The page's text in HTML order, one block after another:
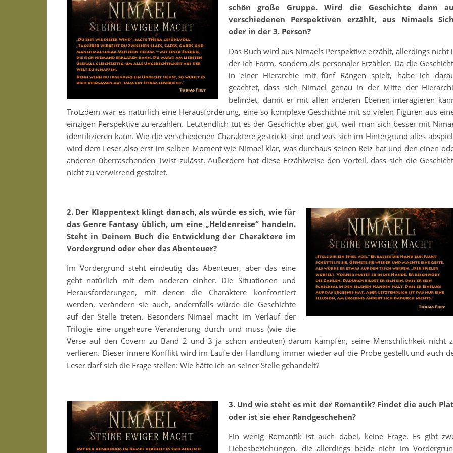
schön große Gruppe. Wird die Geschichte dann
verschiedenen Perspektiven erzählt, aus Nimaels
oder in der 3. Person?
Das Buch wird aus Nimaels Perspektive erzählt, allerdings nicht
der Ich-Form, sondern als personaler Erzähler. Da die
in einer Hierarchie mit fünf Rängen spielt, habe ich
geachtet, dass sich Nimael genau in der Mitte der
befindet, damit er mit allen anderen Ebenen interagieren
Trotzdem war es natürlich eine Herausforderung, eine so komplexe Geschichte mit so vielen Figuren aus
einzigen Perspektive zu erzählen. Letztendlich tut es der Geschichte aber gut, weil man sich besser mit
identifizieren kann. Wie die verschiedenen Charaktere gestrickt sind und was sich im Hintergrund alles
wird dem Leser also erst im selben Moment wie Nimael klar, was durchaus seinen Reiz hat und den einen
anderen überraschenden Twist zulässt. Außerdem hat diese Erzählweise den Vorteil, dass sich die
nicht zu verwirrend gestaltet.
2. Der Klappentext klingt danach, als würde es sich, wie für
das Genre Fantasy üblich, um eine „Heldenreise“ handeln.
Steht in Deinem Buch die Entwicklung der Charaktere im
Vordergrund oder eher das Abenteuer?
Im Vordergrund steht eindeutig das Abenteuer, aber das eine
geht natürlich mit dem anderen einher. Die Situationen und
Herausforderungen, mit denen die Charaktere konfrontiert
werden, verändern sie auch, andernfalls würde die Geschichte
auf der Stelle treten. Besonders Nimael macht im Verlauf der
Trilogie eine ungeheure Veränderung durch und muss (wie die
Verse auf den Covern zu Band 2 und 3 ja schon andeuten) darum kämpfen, seine Menschlichkeit nicht
verlieren. Dieser innere Konflikt wird im Laufe der Handlung immer wieder auf die Probe gestellt und auch
Leser darf sich die Frage stellen: Wie hätte ich an seiner Stelle gehandelt?
3. Und wie steht es mit der Romantik? Findet die auch
oder ist sie eher Randgeschehen?
Ein wenig Romantik ist auch dabei, keine Frage. Es gibt
Liebesbeziehungen, die allerdings beide nicht im